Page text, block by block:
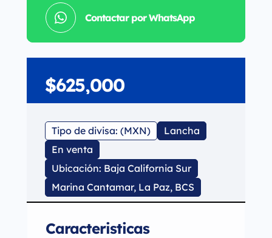
Contactar por WhatsApp
$625,000
Tipo de divisa: (MXN)
Lancha
En venta
Ubicación: Baja California Sur
Marina Cantamar, La Paz, BCS
Caracteristicas